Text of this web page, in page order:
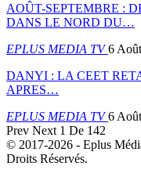
AOÛT-SEPTEMBRE :
DANS LE NORD DU…
EPLUS MEDIA TV6
DANYI : LA CEET
APRES…
EPLUS MEDIA TV6
Prev Next 1 De 142
© 2017-2026 - Eplus
Droits Réservés.